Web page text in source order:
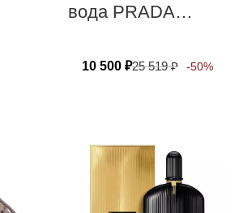
вода PRADA
VIRTUAL FLOWER
10 500 ₽25 519₽ -50%